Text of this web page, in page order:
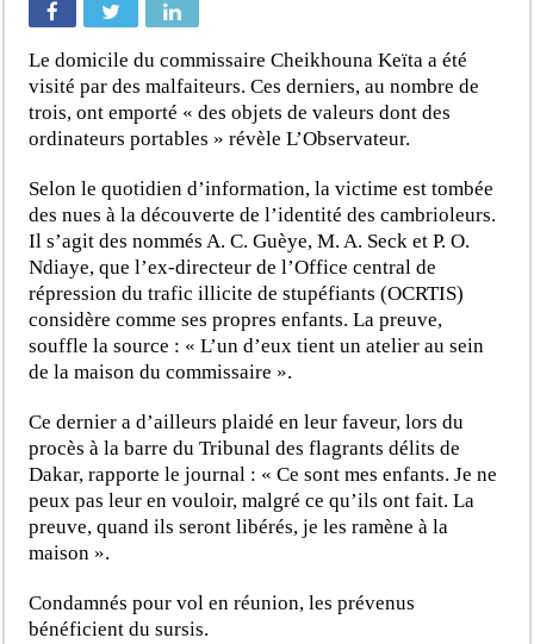
Le domicile du commissaire Cheikhouna Keïta a été
visité par des malfaiteurs. Ces derniers, au nombre de
trois, ont emporté « des objets de valeurs dont des
ordinateurs portables » révèle L’Observateur.
Selon le quotidien d’information, la victime est tombée
des nues à la découverte de l’identité des cambrioleurs.
Il s’agit des nommés A. C. Guèye, M. A. Seck et P. O.
Ndiaye, que l’ex-directeur de l’Office central de
répression du trafic illicite de stupéfiants (OCRTIS)
considère comme ses propres enfants. La preuve,
souffle la source : « L’un d’eux tient un atelier au sein
de la maison du commissaire ».
Ce dernier a d’ailleurs plaidé en leur faveur, lors du
procès à la barre du Tribunal des flagrants délits de
Dakar, rapporte le journal : « Ce sont mes enfants. Je ne
peux pas leur en vouloir, malgré ce qu’ils ont fait. La
preuve, quand ils seront libérés, je les ramène à la
maison ».
Condamnés pour vol en réunion, les prévenus
bénéficient du sursis.